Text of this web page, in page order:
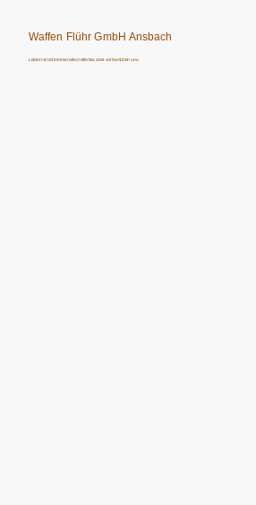
Waffen Flühr GmbH Ansbach
Leider ist nicht immer alles lieferbar, aber wir bemühen uns.